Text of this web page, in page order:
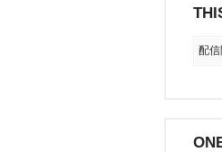
配信